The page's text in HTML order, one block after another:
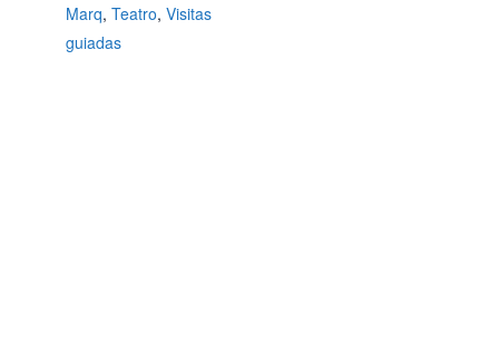
Marq, Teatro, Visitas
guiadas